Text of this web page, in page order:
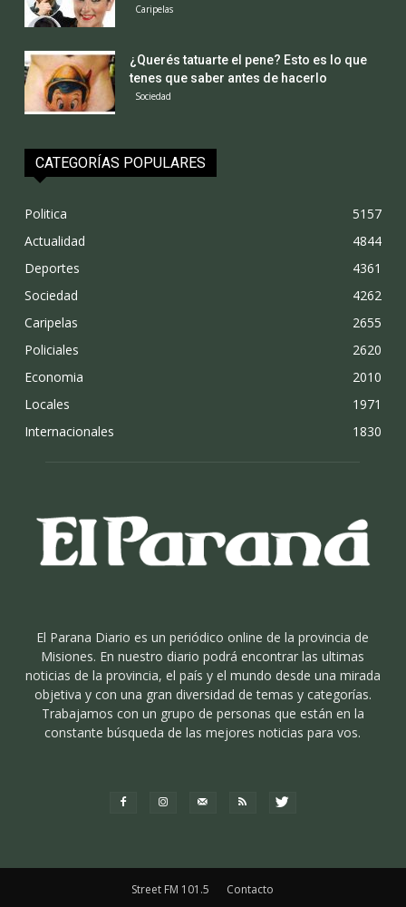
Caripelas
¿Querés tatuarte el pene? Esto es lo que
tenes que saber antes de hacerlo
Sociedad
CATEGORÍAS POPULARES
Politica
5157
Actualidad
4844
Deportes
4361
Sociedad
4262
Caripelas
2655
Policiales
2620
Economia
2010
Locales
1971
Internacionales
1830
El Parana Diario es un periódico online de la provincia de
Misiones. En nuestro diario podrá encontrar las ultimas
noticias de la provincia, el país y el mundo desde una mirada
objetiva y con una gran diversidad de temas y categorías.
Trabajamos con un grupo de personas que están en la
constante búsqueda de las mejores noticias para vos.
Street FM 101.5 Contacto